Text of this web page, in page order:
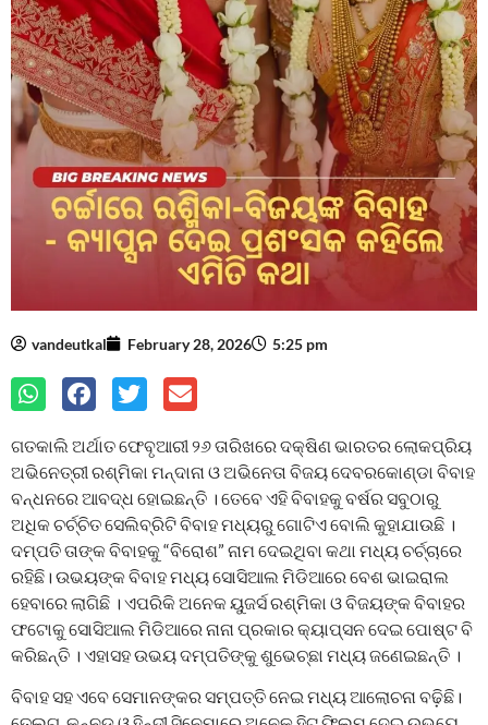
vandeutkal February 28, 2026 5:25 pm
ଗତକାଲି ଅର୍ଥାତ ଫେବୃଆରୀ ୨୬ ତାରିଖରେ ଦକ୍ଷିଣ ଭାରତର ଲୋକପ୍ରିୟ
ଅଭିନେତ୍ରୀ ରଶ୍ମିକା ମନ୍ଦାନା ଓ ଅଭିନେତା ବିଜୟ ଦେବରକୋଣ୍ଡା ବିବାହ
ବନ୍ଧନରେ ଆବଦ୍ଧ ହୋଇଛନ୍ତି । ତେବେ ଏହି ବିବାହକୁ ବର୍ଷର ସବୁଠାରୁ
ଅଧିକ ଚର୍ଚ୍ଚିତ ସେଲିବ୍ରିଟି ବିବାହ ମଧ୍ୟରୁ ଗୋଟିଏ ବୋଲି କୁହାଯାଉଛି ।
ଦମ୍ପତି ତାଙ୍କ ବିବାହକୁ “ବିରୋଶ” ନାମ ଦେଇଥିବା କଥା ମଧ୍ୟ ଚର୍ଚ୍ଚାରେ
ରହିଛି। ଉଭୟଙ୍କ ବିବାହ ମଧ୍ୟ ସୋସିଆଲ ମିଡିଆରେ ବେଶ ଭାଇରାଲ
ହେବାରେ ଲାଗିଛି । ଏପରିକି ଅନେକ ୟୁଜର୍ସ ରଶ୍ମିକା ଓ ବିଜୟଙ୍କ ବିବାହର
ଫଟୋକୁ ସୋସିଆଲ ମିଡିଆରେ ନାନା ପ୍ରକାର କ୍ୟାପ୍ସନ ଦେଇ ପୋଷ୍ଟ ବି
କରିଛନ୍ତି । ଏହାସହ ଉଭୟ ଦମ୍ପତିଙ୍କୁ ଶୁଭେଚ୍ଛା ମଧ୍ୟ ଜଣେଇଛନ୍ତି ।
ବିବାହ ସହ ଏବେ ସେମାନଙ୍କର ସମ୍ପତ୍ତି ନେଇ ମଧ୍ୟ ଆଲୋଚନା ବଢ଼ିଛି।